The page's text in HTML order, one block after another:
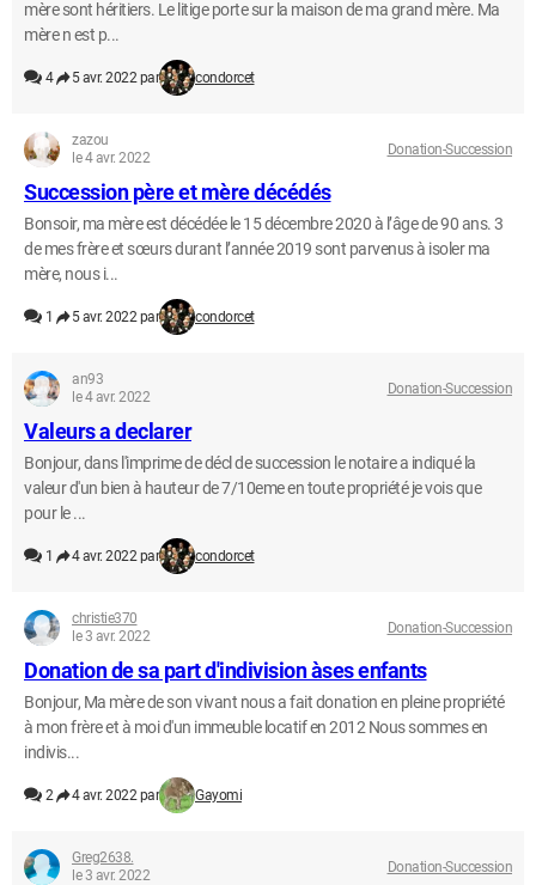
mère sont héritiers. Le litige porte sur la maison de ma grand mère. Ma
mère n est p...
4 5 avr. 2022 par condorcet
zazou
le 4 avr. 2022
Donation-Succession
Succession père et mère décédés
Bonsoir, ma mère est décédée le 15 décembre 2020 à l’âge de 90 ans. 3
de mes frère et sœurs durant l’année 2019 sont parvenus à isoler ma
mère, nous i...
1 5 avr. 2022 par condorcet
an93
le 4 avr. 2022
Donation-Succession
Valeurs a declarer
Bonjour, dans l'imprime de décl de succession le notaire a indiqué la
valeur d'un bien à hauteur de 7/10eme en toute propriété je vois que
pour le ...
1 4 avr. 2022 par condorcet
christie370
le 3 avr. 2022
Donation-Succession
Donation de sa part d'indivision àses enfants
Bonjour, Ma mère de son vivant nous a fait donation en pleine propriété
à mon frère et à moi d'un immeuble locatif en 2012 Nous sommes en
indivis...
2 4 avr. 2022 par Gayomi
Greg2638.
le 3 avr. 2022
Donation-Succession